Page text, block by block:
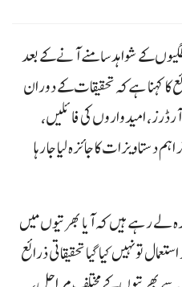
کے شواہد سامنے آنے کے بعد
کا کہنا ہے کہ تحقیقات کے دوران
امیدواروں کی فائلیں،
دستاویزات کا جائزہ لیا جا رہا
لے رہے ہیں کہ آیا بھرتیوں میں
تو نہیں کیا گیا تحقیقاتی ذرائع